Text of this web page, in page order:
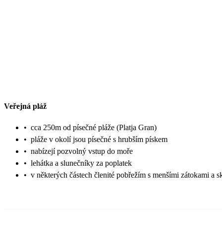
Veřejná pláž
• cca 250m od písečné pláže (Platja Gran)
• pláže v okolí jsou písečné s hrubším pískem
• nabízejí pozvolný vstup do moře
• lehátka a slunečníky za poplatek
• v některých částech členité pobřežím s menšími zátokami a